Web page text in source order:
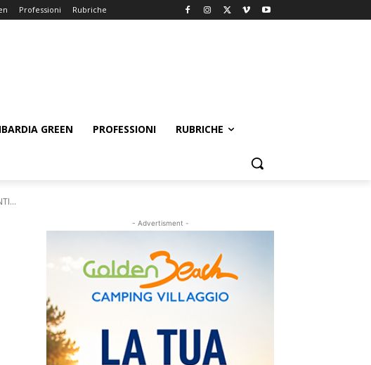
Professioni Rubriche
GREEN PROFESSIONI RUBRICHE
- Advertisment -